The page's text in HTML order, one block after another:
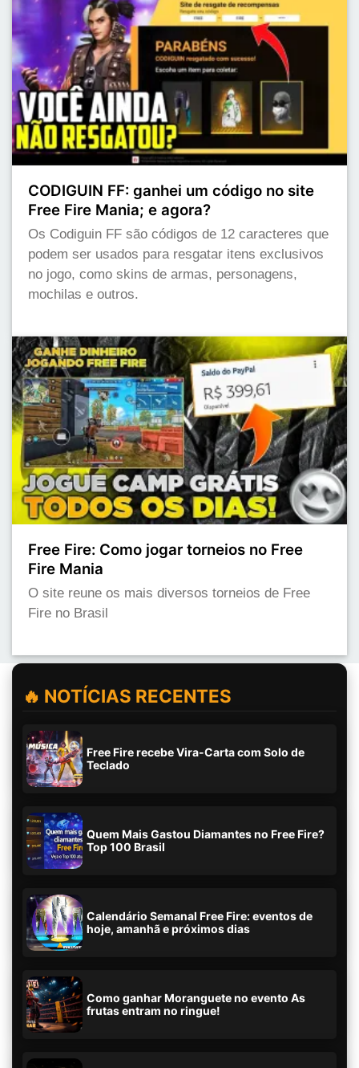
CODIGUIN FF: ganhei um código no site
Free Fire Mania; e agora?
Os Codiguin FF são códigos de 12 caracteres que
podem ser usados para resgatar itens exclusivos
no jogo, como skins de armas, personagens,
mochilas e outros.
Free Fire: Como jogar torneios no Free
Fire Mania
O site reune os mais diversos torneios de Free
Fire no Brasil
🔥 NOTÍCIAS RECENTES
Free Fire recebe Vira-Carta com Solo de
Teclado
Quem Mais Gastou Diamantes no Free Fire?
Top 100 Brasil
Calendário Semanal Free Fire: eventos de
hoje, amanhã e próximos dias
Como ganhar Moranguete no evento As
frutas entram no ringue!